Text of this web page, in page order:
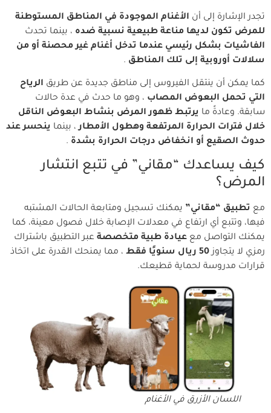
تجدر الإشارة إلى أن الأغنام الموجودة في المناطق المستوطنة
للمرض تكون لديها مناعة طبيعية نسبية ضده ، بينما تحدث
الفاشيات بشكل رئيسي عندما تدخل أغنام غير محصنة أو من
سلالات أوروبية إلى تلك المناطق .
كما يمكن أن ينتقل الفيروس إلى مناطق جديدة عن طريق الرياح
التي تحمل البعوض المصاب ، وهو ما حدث في عدة حالات
سابقة. وعادةً ما يرتبط ظهور المرض بنشاط البعوض الناقل
خلال فترات الحرارة المرتفعة وهطول الأمطار، بينما ينحسر عند
حدوث الصقيع أو انخفاض درجات الحرارة بشدة .
كيف يساعدك “مقاني” في تتبع انتشار
المرض؟
مع تطبيق “مقاني” يمكنك تسجيل ومتابعة الحالات المشتبه
فيها، وتتبع أي ارتفاع في معدلات الإصابة خلال فصول معينة، كما
يمكنك التواصل مع عيادة طبية متخصصة عبر التطبيق باشتراك
رمزي لا يتجاوز50 ريال سنويًا فقط
، مما يمنحك القدرة على اتخاذ
قرارات مدروسة لحماية قطيعك.
اللسان الأزرق في الأغنام